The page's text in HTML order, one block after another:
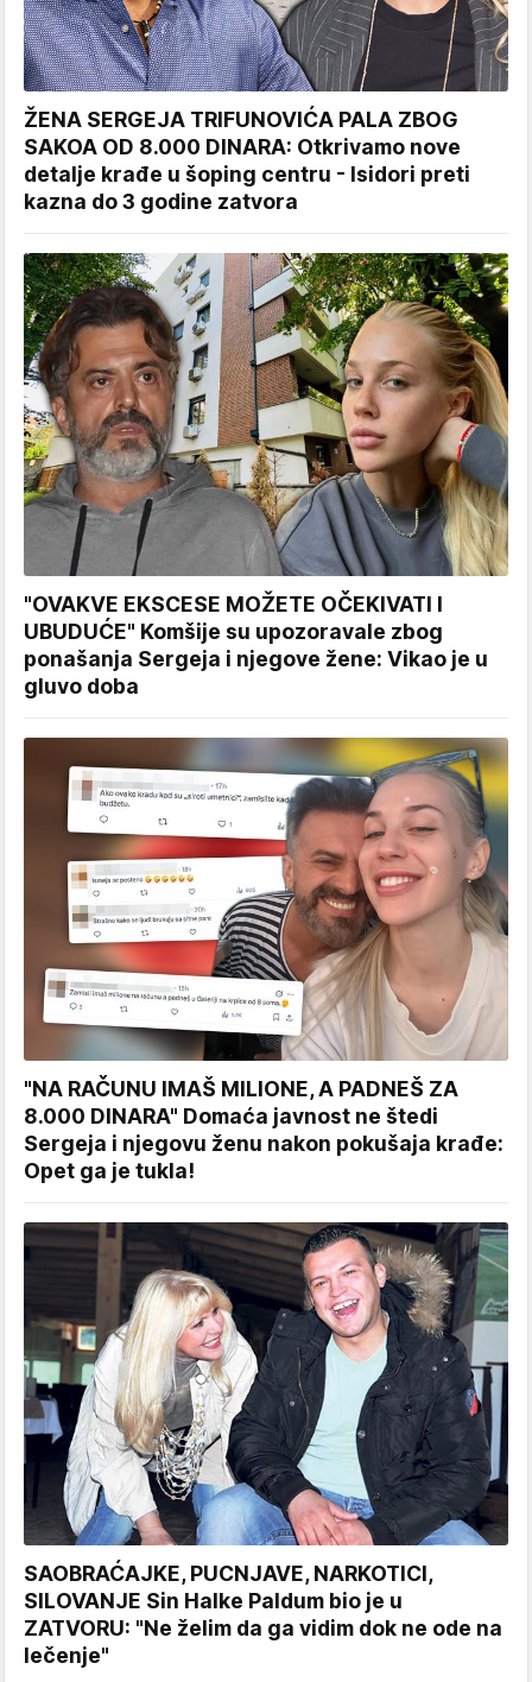
ŽENA SERGEJA TRIFUNOVIĆA PALA ZBOG
SAKOA OD 8.000 DINARA: Otkrivamo nove
detalje krađe u šoping centru - Isidori preti
kazna do 3 godine zatvora
"OVAKVE EKSCESE MOŽETE OČEKIVATI I
UBUDUĆE" Komšije su upozoravale zbog
ponašanja Sergeja i njegove žene: Vikao je u
gluvo doba
"NA RAČUNU IMAŠ MILIONE, A PADNEŠ ZA
8.000 DINARA" Domaća javnost ne štedi
Sergeja i njegovu ženu nakon pokušaja krađe:
Opet ga je tukla!
SAOBRAĆAJKE, PUCNJAVE, NARKOTICI,
SILOVANJE Sin Halke Paldum bio je u
ZATVORU: "Ne želim da ga vidim dok ne ode na
lečenje"